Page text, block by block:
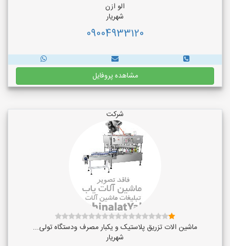
الو ازن
شهریار
09004933120
مشاهده پروفایل
شرکت
ماشین الات تزریق پلاستیک و یکبار مصرف ودستگاه تولی...
شهریار